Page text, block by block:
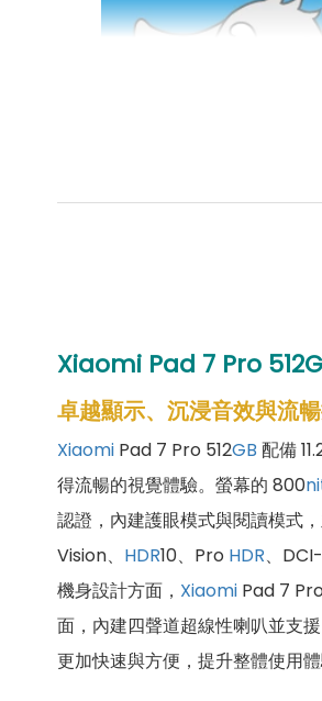
Xiaomi Pad 7 Pro
卓越顯示、沉浸音效與流
Xiaomi Pad 7 Pro 512GB 配備
得流暢的視覺體驗。螢幕的 800
認證，內建護眼模式與閱讀模式
Vision、 HDR10、Pro HDR、
機身設計方面， Xiaomi Pad 7
面，內建四聲道超線性喇叭並支援
更加快速與方便，提升整體使用體